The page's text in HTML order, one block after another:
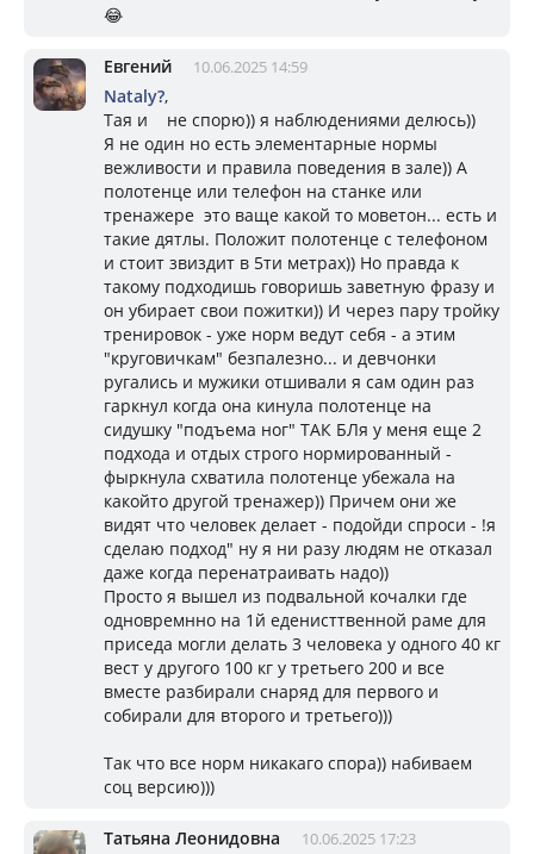
😂
Евгений 10.06.2025 14:59
Nataly?,
Тая и не спорю)) я наблюдениями делюсь))
Я не один но есть элементарные нормы
вежливости и правила поведения в зале)) А
полотенце или телефон на станке или
тренажере это ваще какой то моветон... есть и
такие дятлы. Положит полотенце с телефоном
и стоит звиздит в 5ти метрах)) Но правда к
такому подходишь говоришь заветную фразу и
он убирает свои пожитки)) И через пару тройку
тренировок - уже норм ведут себя - а этим
"круговичкам" безпалезно... и девчонки
ругались и мужики отшивали я сам один раз
гаркнул когда она кинула полотенце на
сидушку "подъема ног" ТАК БЛя у меня еще 2
подхода и отдых строго нормированный -
фыркнула схватила полотенце убежала на
какойто другой тренажер)) Причем они же
видят что человек делает - подойди спроси - !я
сделаю подход" ну я ни разу людям не отказал
даже когда перенатраивать надо))
Просто я вышел из подвальной кочалки где
одновремнно на 1й еденисттвенной раме для
приседа могли делать 3 человека у одного 40 кг
вест у другого 100 кг у третьего 200 и все
вместе разбирали снаряд для первого и
собирали для второго и третьего)))
Так что все норм никакаго спора)) набиваем
соц версию)))
Татьяна Леонидовна 10.06.2025 17:23